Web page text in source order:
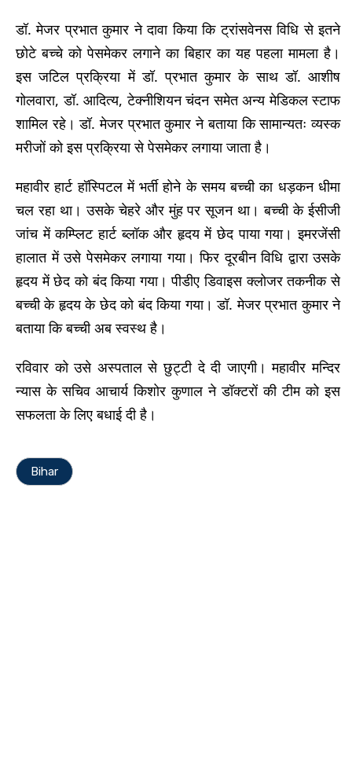
डॉ. मेजर प्रभात कुमार ने दावा किया कि ट्रांसवेनस विधि से इतने
छोटे बच्चे को पेसमेकर लगाने का बिहार का यह पहला मामला है।
इस जटिल प्रक्रिया में डॉ. प्रभात कुमार के साथ डॉ. आशीष
गोलवारा, डॉ. आदित्य, टेक्नीशियन चंदन समेत अन्य मेडिकल स्टाफ
शामिल रहे। डॉ. मेजर प्रभात कुमार ने बताया कि सामान्यतः व्यस्क
मरीजों को इस प्रक्रिया से पेसमेकर लगाया जाता है।
महावीर हार्ट हॉस्पिटल में भर्ती होने के समय बच्ची का धड़कन धीमा
चल रहा था। उसके चेहरे और मुंह पर सूजन था। बच्ची के ईसीजी
जांच में कम्प्लिट हार्ट ब्लॉक और हृदय में छेद पाया गया। इमरजेंसी
हालात में उसे पेसमेकर लगाया गया। फिर दूरबीन विधि द्वारा उसके
हृदय में छेद को बंद किया गया। पीडीए डिवाइस क्लोजर तकनीक से
बच्ची के हृदय के छेद को बंद किया गया। डॉ. मेजर प्रभात कुमार ने
बताया कि बच्ची अब स्वस्थ है।
रविवार को उसे अस्पताल से छुट्टी दे दी जाएगी। महावीर मन्दिर
न्यास के सचिव आचार्य किशोर कुणाल ने डॉक्टरों की टीम को इस
सफलता के लिए बधाई दी है।
Bihar